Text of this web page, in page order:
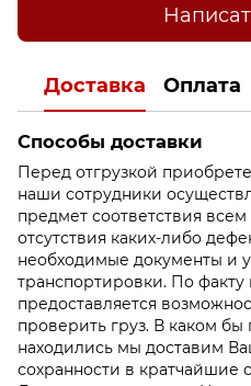
Доставка Оплата
Способы доставки
Перед отгрузкой
наши сотрудники
предмет соответствия
отсутствия каких-либо
необходимые документы и
транспортировки. По факту
предоставляется
проверить груз. В каком
находились мы доставим
сохранности в кратчайшие